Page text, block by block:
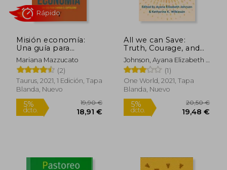
Misión economía:
Una guía para
cambiar el
capitalismo
Mariana Mazzucato
(2)
Taurus, 2021, 1 Edición, Tapa
Blanda, Nuevo
Rápido
All we can Save:
Truth, Courage, and
Solutions for the
Climate Crisis (en
Inglés)
Johnson, Ayana Elizabeth ;
K. Wilkinson, Katharine
(1)
One World, 2021, Tapa
Blanda, Nuevo